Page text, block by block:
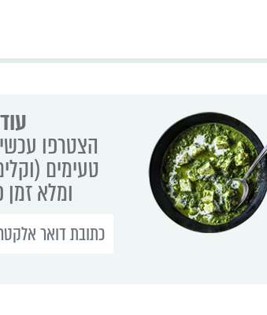
הצטרפו
טעימים
ומלא